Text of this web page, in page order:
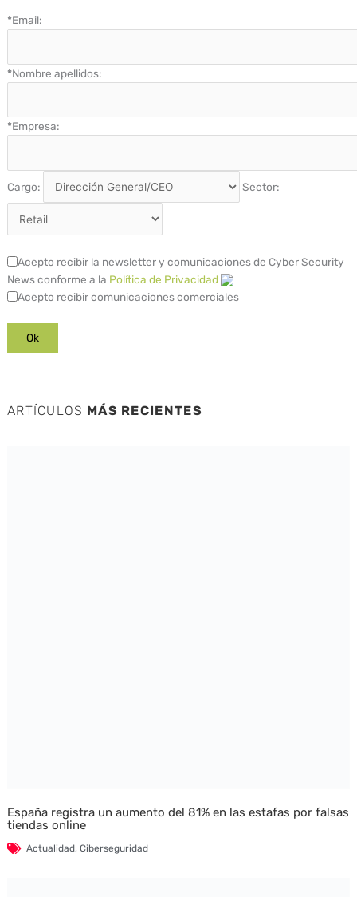
*Email:
*Nombre apellidos:
*Empresa:
Cargo: Sector:
Acepto recibir la newsletter y comunicaciones de Cyber Security
News conforme a la Política de Privacidad
Acepto recibir comunicaciones comerciales
ARTÍCULOS MÁS RECIENTES
España registra un aumento del 81% en las estafas por falsas
tiendas online
Actualidad, Ciberseguridad